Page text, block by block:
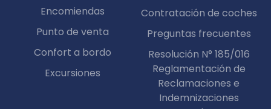
Encomiendas
Punto de venta
Confort a bordo
Excursiones
Contratación de coches
Preguntas frecuentes
Resolución N° 185/016
Reglamentación de
Reclamaciones e
Indemnizaciones